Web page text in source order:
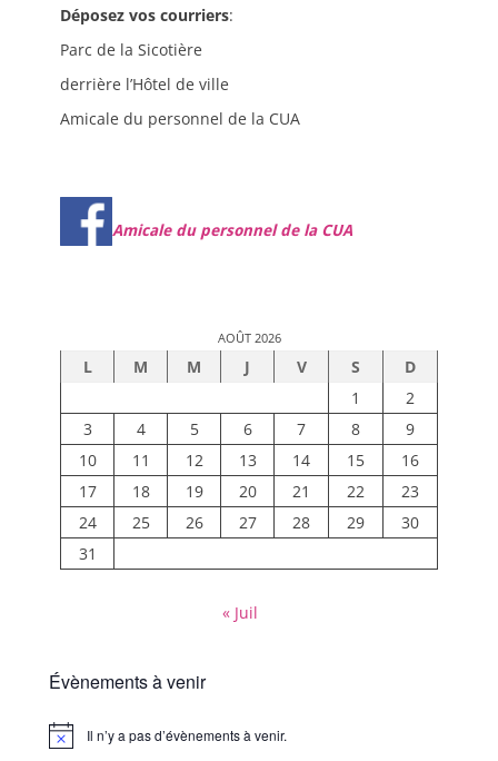
Déposez vos courriers:
Parc de la Sicotière
derrière l’Hôtel de ville
Amicale du personnel de la CUA
Amicale du personnel de la CUA
AOÛT 2026
L M M J V S
D
1
2
3
4 5 6 7 8
9
10
11 12 13 14 15
16
17
18 19 20 21 22
23
24
25 26 27 28 29
30
31
« Juil
Évènements à venir
Notice Il n’y a pas d’évènements à venir.